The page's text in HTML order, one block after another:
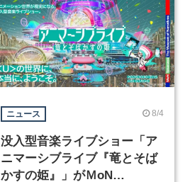
ニュース 8/4
没入型音楽ライブショー「ア
ニマーシブライブ『竜とそば
かすの姫』」がＭoN